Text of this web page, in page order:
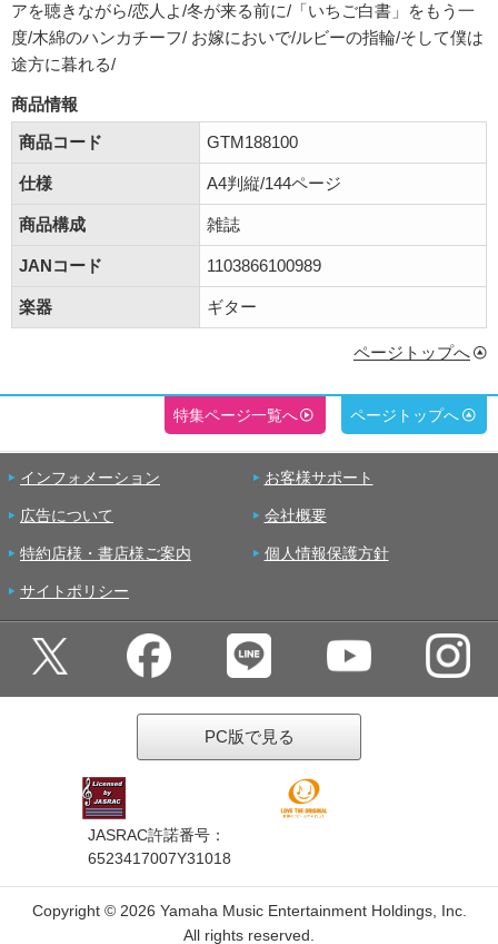
アを聴きながら/恋人よ/冬が来る前に/「いちご白書」をもう一
度/木綿のハンカチーフ/ お嫁においで/ルビーの指輪/そして僕は
途方に暮れる/
商品情報
商品コード
GTM188100
仕様 A4判縦/144ページ
商品構成 雑誌
JANコード 1103866100989
楽器 ギター
ページトップへ
特集ページ一覧へ ページトップへ
インフォメーション お客様サポート
広告について 会社概要
特約店様・書店様ご案内 個人情報保護方針
サイトポリシー
PC版で見る
JASRAC許諾番号：
6523417007Y31018
Copyright © 2026 Yamaha Music Entertainment Holdings, Inc.
All rights reserved.